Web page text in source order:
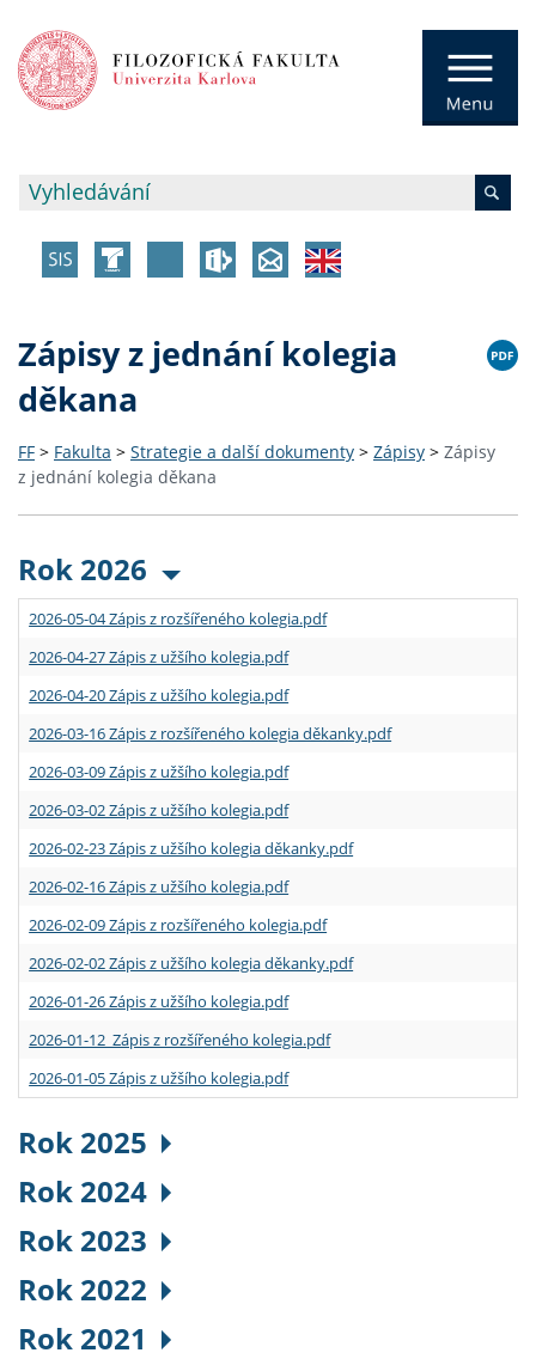
Zápisy z jednání kolegia
děkana
FF > Fakulta > Strategie a další dokumenty > Zápisy > Zápisy
z jednání kolegia děkana
Rok 2026
2026-05-04 Zápis z rozšířeného kolegia.pdf
2026-04-27 Zápis z užšího kolegia.pdf
2026-04-20 Zápis z užšího kolegia.pdf
2026-03-16 Zápis z rozšířeného kolegia děkanky.pdf
2026-03-09 Zápis z užšího kolegia.pdf
2026-03-02 Zápis z užšího kolegia.pdf
2026-02-23 Zápis z užšího kolegia děkanky.pdf
2026-02-16 Zápis z užšího kolegia.pdf
2026-02-09 Zápis z rozšířeného kolegia.pdf
2026-02-02 Zápis z užšího kolegia děkanky.pdf
2026-01-26 Zápis z užšího kolegia.pdf
2026-01-12 Zápis z rozšířeného kolegia.pdf
2026-01-05 Zápis z užšího kolegia.pdf
Rok 2025
Rok 2024
Rok 2023
Rok 2022
Rok 2021